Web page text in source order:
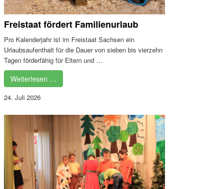
Freistaat fördert Familienurlaub
Pro Kalenderjahr ist im Freistaat Sachsen ein
Urlaubsaufenthalt für die Dauer von sieben bis vierzehn
Tagen förderfähig für Eltern und …
Weiterlesen …
24. Juli 2026